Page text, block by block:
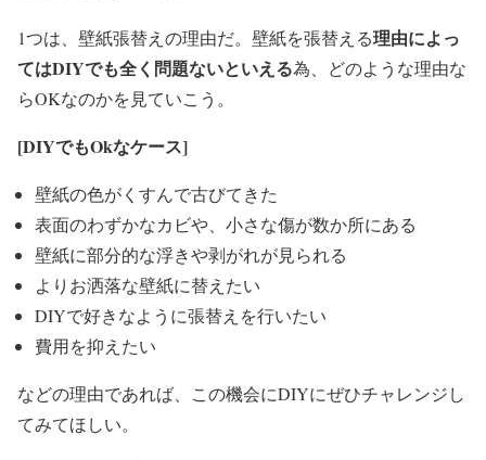
1つは、壁紙張替えの理由だ。壁紙を張替える理由によっ
てはDIYでも全く問題ないといえる為、どのような理由な
らOKなのかを見ていこう。
[DIYでもOkなケース]
壁紙の色がくすんで古びてきた
表面のわずかなカビや、小さな傷が数か所にある
壁紙に部分的な浮きや剥がれが見られる
よりお洒落な壁紙に替えたい
DIYで好きなように張替えを行いたい
費用を抑えたい
などの理由であれば、この機会にDIYにぜひチャレンジし
てみてほしい。